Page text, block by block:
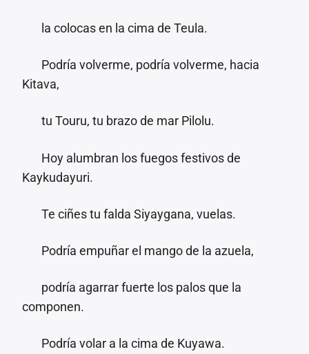
la colocas en la cima de Teula.
Podría volverme, podría volverme, hacia
Kitava,
tu Touru, tu brazo de mar Pilolu.
Hoy alumbran los fuegos festivos de
Kaykudayuri.
Te ciñes tu falda Siyaygana, vuelas.
Podría empuñar el mango de la azuela,
podría agarrar fuerte los palos que la
componen.
Podría volar a la cima de Kuyawa.